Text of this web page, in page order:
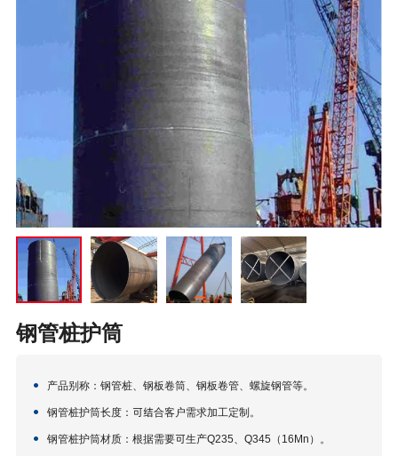
钢管桩护筒
产品别称：钢管桩、钢板卷筒、钢板卷管、螺旋钢管等。
钢管桩护筒长度：可结合客户需求加工定制。
钢管桩护筒材质：根据需要可生产Q235、Q345（16Mn）。